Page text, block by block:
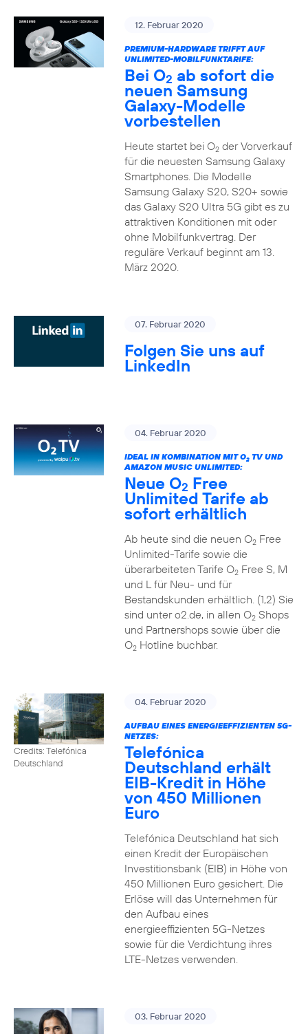
12. Februar 2020
PREMIUM-HARDWARE TRIFFT AUF
UNLIMITED-MOBILFUNKTARIFE:
Bei O2 ab sofort die
neuen Samsung
Galaxy-Modelle
vorbestellen
Heute startet bei O2der Vorverkauf
für die neuesten Samsung Galaxy
Smartphones. Die Modelle
Samsung Galaxy S20, S20+ sowie
das Galaxy S20 Ultra 5G gibt es zu
attraktiven Konditionen mit oder
ohne Mobilfunkvertrag. Der
reguläre Verkauf beginnt am 13.
März 2020.
07. Februar 2020
Folgen Sie uns auf
LinkedIn
04. Februar 2020
IDEAL IN KOMBINATION MIT O2TV UND
AMAZON MUSIC UNLIMITED:
Neue O2 Free
Unlimited Tarife ab
sofort erhältlich
Ab heute sind die neuen O2Free
Unlimited-Tarife sowie die
überarbeiteten Tarife O2Free S, M
und L für Neu- und für
Bestandskunden erhältlich. (1,2) Sie
sind unter o2.de, in allen O2Shops
und Partnershops sowie über die
O2Hotline buchbar.
Credits: Telefónica
Deutschland
04. Februar 2020
AUFBAU EINES ENERGIEEFFIZIENTEN 5G-
NETZES:
Telefónica
Deutschland erhält
EIB-Kredit in Höhe
von 450 Millionen
Euro
Telefónica Deutschland hat sich
einen Kredit der Europäischen
Investitionsbank (EIB) in Höhe von
450 Millionen Euro gesichert. Die
Erlöse will das Unternehmen für
den Aufbau eines
energieeffizienten 5G-Netzes
sowie für die Verdichtung ihres
LTE-Netzes verwenden.
03. Februar 2020